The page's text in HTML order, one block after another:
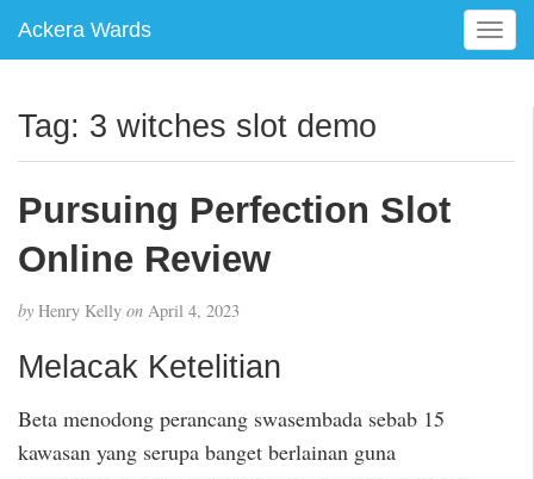
Ackera Wards
T
o
e
Tag: 3 witches slot demo
Pursuing Perfection Slot
Online Review
by Henry Kelly on April 4, 2023
Melacak Ketelitian
Beta menodong perancang swasembada sebab 15
kawasan yang serupa banget berlainan guna